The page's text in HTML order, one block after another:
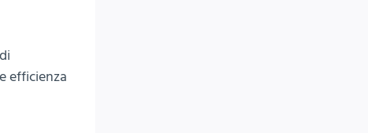
efficienza